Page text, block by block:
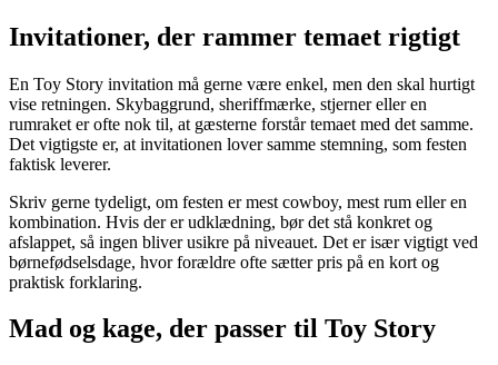
Invitationer, der rammer temaet rigtigt
En Toy Story invitation må gerne være enkel, men den skal hurtigt
vise retningen. Skybaggrund, sheriffmærke, stjerner eller en
rumraket er ofte nok til, at gæsterne forstår temaet med det samme.
Det vigtigste er, at invitationen lover samme stemning, som festen
faktisk leverer.
Skriv gerne tydeligt, om festen er mest cowboy, mest rum eller en
kombination. Hvis der er udklædning, bør det stå konkret og
afslappet, så ingen bliver usikre på niveauet. Det er især vigtigt ved
børnefødselsdage, hvor forældre ofte sætter pris på en kort og
praktisk forklaring.
Mad og kage, der passer til Toy Story